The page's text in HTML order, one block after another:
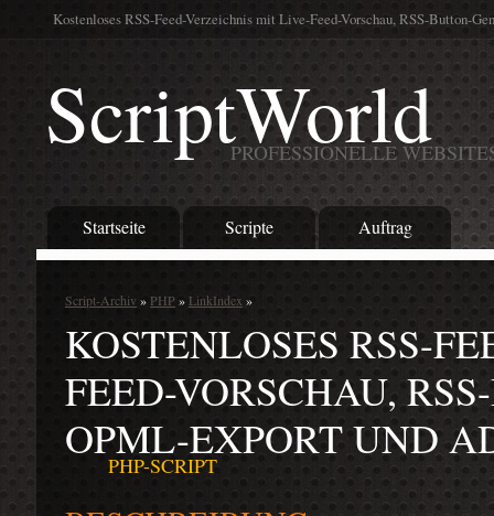
Kostenloses RSS-Feed-Verzeichnis mit Live-Feed-Vorschau, RSS-Button-
ScriptWorld
PROFESSIONELLE
Startseite Scripte Auftrag
Script-Archiv » PHP» LinkIndex »
KOSTENLOSES RSS-
FEED-VORSCHAU,
OPML-EXPORT UND
PHP-SCRIPT